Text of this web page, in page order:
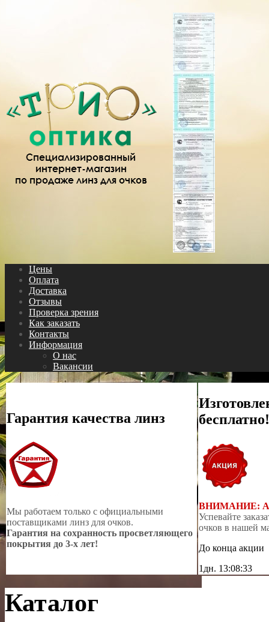
Цены
Оплата
Доставка
Отзывы
Проверка зрения
Как заказать
Контакты
Информация
О нас
Вакансии
Гарантия качества линз
Мы работаем только с официальными
поставщиками линз для очков.
Гарантия на сохранность просветляющего
покрытия до 3-х лет!
бесплатно!
ВНИМАНИЕ:
Успевайте
очков в нашей
До конца акции
1дн. 13:08:31
Каталог